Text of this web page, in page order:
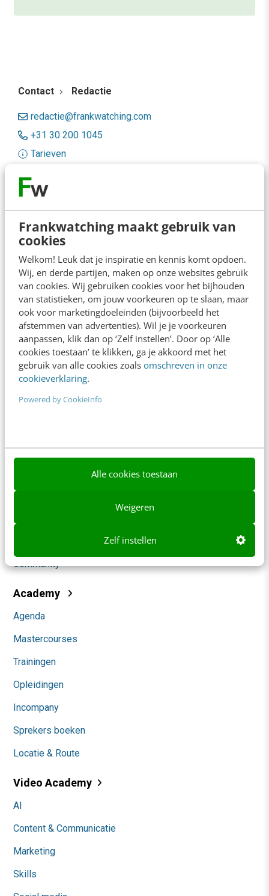
Frankwatching maakt gebruik van
cookies
Welkom! Leuk dat je inspiratie en kennis komt opdoen.
Wij, en derde partijen, maken op onze websites gebruik
van cookies. Wij gebruiken cookies voor het bijhouden
van statistieken, om jouw voorkeuren op te slaan, maar
ook voor marketingdoeleinden (bijvoorbeeld het
afstemmen van advertenties). Wil je je voorkeuren
aanpassen, klik dan op ‘Zelf instellen’. Door op ‘Alle
cookies toestaan’ te klikken, ga je akkoord met het
gebruik van alle cookies zoals omschreven in onze
cookieverklaring.
Powered by CookieInfo
Alle cookies toestaan
Weigeren
Zelf instellen
Contact Redactie
redactie@frankwatching.com
+31 30 200 1045
Tarieven
Frankwatching
Adverteren
Contact
Nieuwsbrieven
Over ons
Ons team
Werken bij
Whitepapers
Blog
Content & Communicatie
Marketing
Community
Academy
Agenda
Mastercourses
Trainingen
Opleidingen
Incompany
Sprekers boeken
Locatie & Route
Video Academy
AI
Content & Communicatie
Marketing
Skills